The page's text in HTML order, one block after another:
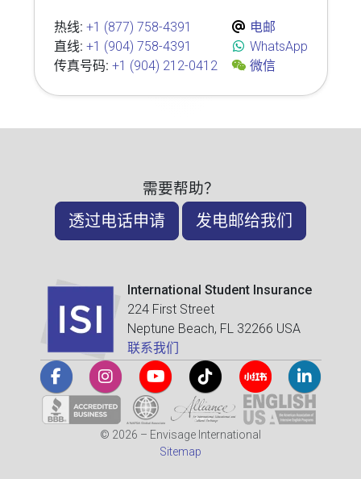
热线: +1 (877) 758-4391
直线: +1 (904) 758-4391
传真号码: +1 (904) 212-0412
电邮
WhatsApp
微信
需要帮助？
透过电话申请 发电邮给我们
International Student Insurance
224 First Street
Neptune Beach, FL 32266 USA
联系我们
© 2026 – Envisage International
Sitemap